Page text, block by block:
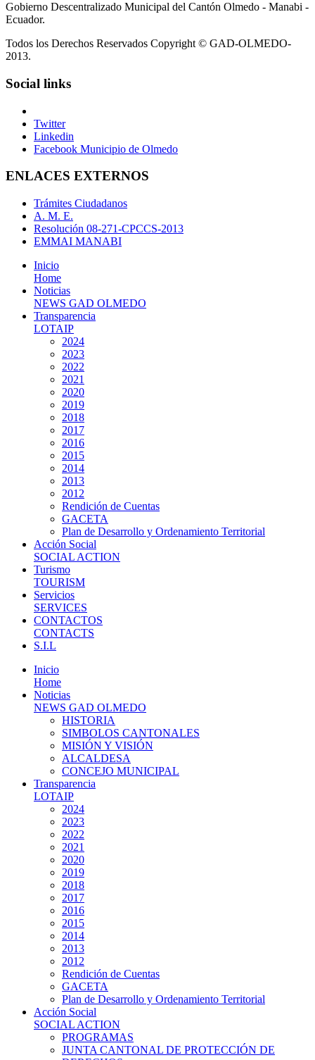
Gobierno Descentralizado Municipal del Cantón Olmedo - Manabi -
Ecuador.
Todos los Derechos Reservados Copyright © GAD-OLMEDO-
2013.
Social links
Twitter
Linkedin
Facebook Municipio de Olmedo
ENLACES EXTERNOS
Trámites Ciudadanos
A. M. E.
Resolución 08-271-CPCCS-2013
EMMAI MANABI
Inicio
Home
Noticias
NEWS GAD OLMEDO
Transparencia
LOTAIP
2024
2023
2022
2021
2020
2019
2018
2017
2016
2015
2014
2013
2012
Rendición de Cuentas
GACETA
Plan de Desarrollo y Ordenamiento Territorial
Acción Social
SOCIAL ACTION
Turismo
TOURISM
Servicios
SERVICES
CONTACTOS
CONTACTS
S.I.L
Inicio
Home
Noticias
NEWS GAD OLMEDO
HISTORIA
SIMBOLOS CANTONALES
MISIÓN Y VISIÓN
ALCALDESA
CONCEJO MUNICIPAL
Transparencia
LOTAIP
2024
2023
2022
2021
2020
2019
2018
2017
2016
2015
2014
2013
2012
Rendición de Cuentas
GACETA
Plan de Desarrollo y Ordenamiento Territorial
Acción Social
SOCIAL ACTION
PROGRAMAS
JUNTA CANTONAL DE PROTECCIÓN DE